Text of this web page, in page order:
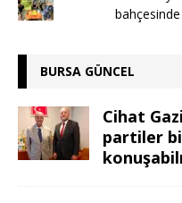
BURSA GÜNCEL
Cihat
partiler